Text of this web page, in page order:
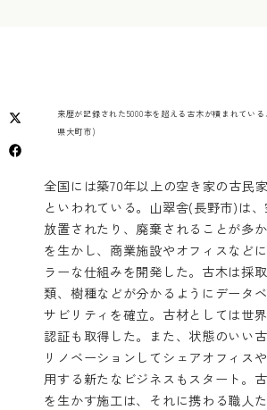
来歴が記録された5000本を超える古木が積まれてい
県大町市)
全国には築70年以上の空き家の古民
といわれている。山翠舎(長野市)は
放置されたり、廃棄されることが多
を生かし、商業施設やオフィスなど
ラーな仕組みを開発した。古木は採
類、樹種などが分かるようにデータ
サビリティを確立。古材としては世
認証も取得した。また、状態のいい古
リノベーションしてシェアオフィス
用する新たなビジネスもスタート。
を生かす施工は、それに携わる職人